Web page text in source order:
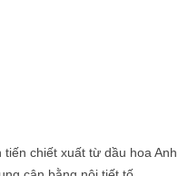
tiến chiết xuất từ dầu hoa